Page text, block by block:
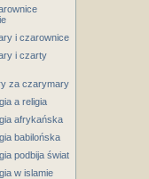
i czarownice
i czarty
za czarymary
a religia
afrykańska
babilońska
podbija świat
w islamie